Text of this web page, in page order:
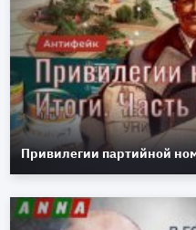
Привилегии партийной